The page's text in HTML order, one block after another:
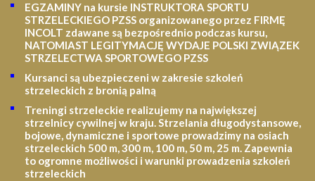
EGZAMINY na kursie INSTRUKTORA SPORTU
STRZELECKIEGO PZSS organizowanego przez FIRMĘ
INCOLT zdawane są bezpośrednio podczas kursu,
NATOMIAST LEGITYMACJĘ WYDAJE POLSKI ZWIĄZEK
STRZELECTWA SPORTOWEGO PZSS
Kursanci są ubezpieczeni w zakresie szkoleń
strzeleckich z bronią palną
Treningi strzeleckie realizujemy na największej
strzelnicy cywilnej w kraju. Strzelania długodystansowe,
bojowe, dynamiczne i sportowe prowadzimy na osiach
strzeleckich 500 m, 300 m, 100 m, 50 m, 25 m. Zapewnia
to ogromne możliwości i warunki prowadzenia szkoleń
strzeleckich